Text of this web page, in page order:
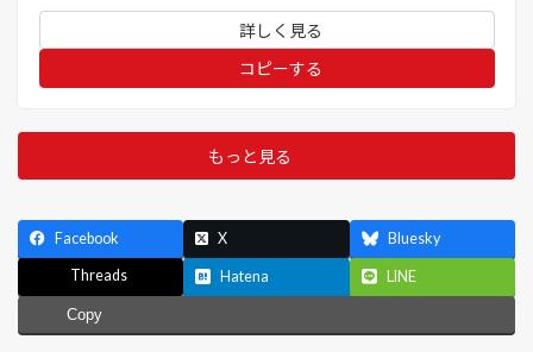
詳しく見る
コピーする
もっと見る
Facebook X Bluesky
Threads Hatena LINE
Copy